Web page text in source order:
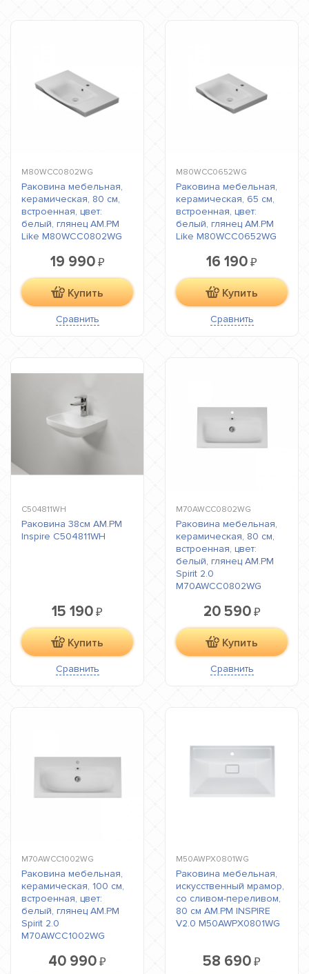
M80WCC0802WG
Раковина мебельная,
керамическая, 80 см,
встроенная, цвет:
белый, глянец AM.PM
Like M80WCC0802WG
19 990₽
Купить
Сравнить
M80WCC0652WG
Раковина мебельная,
керамическая, 65 см,
встроенная, цвет:
белый, глянец AM.PM
Like M80WCC0652WG
16 190 ₽
Купить
Сравнить
C504811WH
Раковина 38см AM.PM
Inspire C504811WH
15 190 ₽
Купить
Сравнить
M70AWCC0802WG
Раковина мебельная,
керамическая, 80 см,
встроенная, цвет:
белый, глянец AM.PM
Spirit 2.0
M70AWCC0802WG
20 590₽
Купить
Сравнить
M70AWCC1002WG
Раковина мебельная,
керамическая, 100 см,
встроенная, цвет:
белый, глянец AM.PM
Spirit 2.0
M70AWCC1002WG
40 990 ₽
M50AWPX0801WG
Раковина мебельная,
искусственный мрамор,
со сливом-переливом,
80 см AM.PM INSPIRE
V2.0 M50AWPX0801WG
58 690 ₽